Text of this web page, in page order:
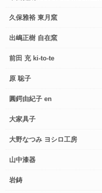
久保雅裕 東月窯
出嶋正樹 自在窯
前田 充 ki-to-te
原 聡子
圓鍔由紀子 en
大家具子
大野なつみ ヨシロ工房
山中漆器
岩鋳